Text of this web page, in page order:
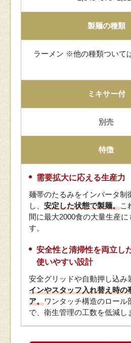
製麺の種類
ラーメン ※他の種類ついて
ミキサー付
別売
特徴
需要拡大に応える生産力
麺帯のたるみをインバータ制
し、 安定した状態で製麺。こ
間に最大2000食の大量生産
す。
安全性と清掃性を両立し
使いやすい設計
安全グリッドや自動押し込み
インやスタッフ入れ替え時の
ア。ワンタッチ構造のロール
で、衛生管理の工数を低減し